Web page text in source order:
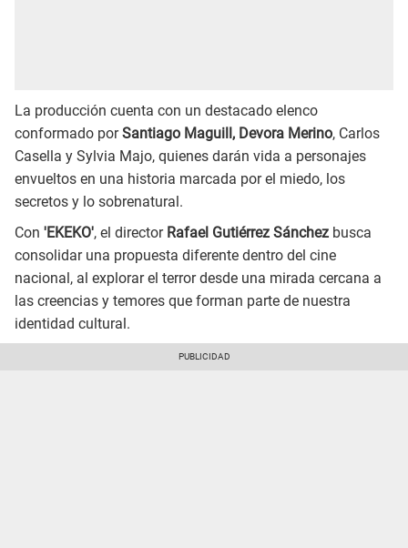
La producción cuenta con un destacado elenco
conformado porSantiago Maguill, Devora Merino, Carlos
Casella y Sylvia Majo, quienes darán vida a personajes
envueltos en una historia marcada por el miedo, los
secretos y lo sobrenatural.
Con 'EKEKO', el director Rafael Gutiérrez Sánchez busca
consolidar una propuesta diferente dentro del cine
nacional, al explorar el terror desde una mirada cercana a
las creencias y temores que forman parte de nuestra
identidad cultural.